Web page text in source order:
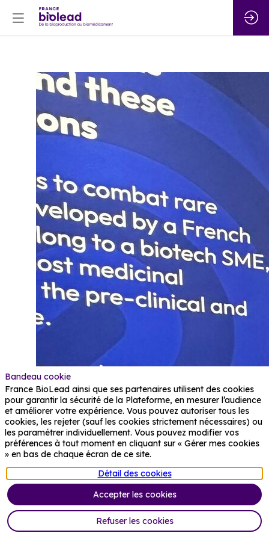
Bandeau cookie
France BioLead ainsi que ses partenaires utilisent des cookies
pour garantir la sécurité de la Plateforme, en mesurer l’audience
et améliorer votre expérience. Vous pouvez autoriser tous les
cookies, les rejeter (sauf les cookies strictement nécessaires) ou
les paramétrer individuellement. Vous pouvez modifier vos
préférences à tout moment en cliquant sur « Gérer mes cookies
» en bas de chaque écran de ce site.
Détail des cookies
Accepter les cookies
Refuser les cookies